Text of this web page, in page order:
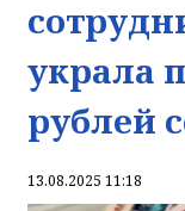
украла
рублей
13.08.2025 11:18